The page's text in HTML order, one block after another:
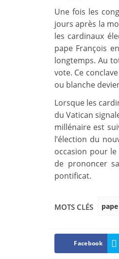
Une fois les
jours après la
les cardinaux
pape François
longtemps. Au
vote. Ce
ou blanche
Lorsque les
du Vatican
millénaire est
l’élection du
occasion pour
de prononcer
pontificat.
MOTS CLÉS pape
Facebook